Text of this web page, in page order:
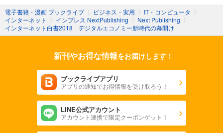
電子書籍・漫画 ブックライブ 〉 ビジネス・実用 〉 IT・コンピュータ 〉
インターネット
〉 インプレス NextPublishing 〉 Next Publishing 〉
インターネット白書2018 デジタルエコノミー新時代の幕開け
新刊やお得な情報をお届けします！
ブックライブアプリ
アプリの通知でお得情報を受け取ろう！
LINE公式アカウント
アカウント連携で限定クーポンゲット！